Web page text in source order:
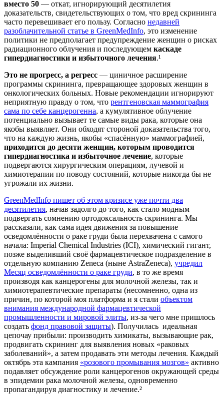
вместо 50 — откат, игнорирующий десятилетия
доказательств, свидетельствующих о том, что вред скрининга
часто перевешивает его пользу. Согласно недавней
разоблачительной статье в GreenMedInfo, это изменение
политики не предполагает предупреждение женщин о рисках
радиационного облучения и последующем каскаде
гипердиагностики и избыточного лечения.¹
Это не прогресс, а регресс — циничное расширение
программы скрининга, превращающее здоровых женщин в
онкологических больных. Новые рекомендации игнорируют
неприятную правду о том, что рентгеновская маммография
сама по себе канцерогенна, а кумулятивное облучение
потенциально вызывает те самые виды рака, которые она
якобы выявляет. Они обходят стороной доказательства того,
что на каждую жизнь, якобы «спасённую» маммографией,
приходится до десяти женщин, которым проводится
гипердиагностика и избыточное лечение, которые
подвергаются хирургическим операциям, лучевой и
химиотерапии по поводу состояний, которые никогда бы не
угрожали их жизни.
GreenMedInfo пишет об этом кризисе уже почти два
десятилетия, начав задолго до того, как стало модным
подвергать сомнению ортодоксальность скрининга. Мы
рассказали, как сама идея движения за повышение
осведомлённости о раке груди была перехвачена с самого
начала: Imperial Chemical Industries (ICI), химический гигант,
позже выделивший своё фармацевтическое подразделение в
отдельную компанию Zeneca (ныне AstraZeneca), учредил
Месяц осведомлённости о раке груди, в то же время
производя как канцерогены для молочной железы, так и
химиотерапевтические препараты (несомненно, одна из
причин, по которой моя платформа и я стали объектом
внимания международной фармацевтической
промышленности и мировой элиты, из-за чего мне пришлось
создать фонд правовой защиты). Получилась идеальная
цепочау прибыли: производить химикаты, вызывающие рак,
продвигать скрининг для выявления новых «раковых
заболеваний», а затем продавать эти методы лечения. Каждый
октябрь эта кампания «розового промывания мозгов» активно
подавляет обсуждение роли канцерогенов окружающей среды
в эпидемии рака молочной железы, одновременно
пропагандируя диагностику и лечение.²